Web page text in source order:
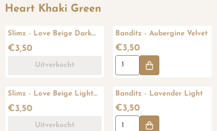
Heart Khaki Green
Slimz - Love Beige Dark
Prijs: 3,50
€3,50
Uitverkocht
Banditz - Aubergine Velvet
Prijs: 3,50
€3,50
Aantal kiezen voor Banditz -
Slimz - Love Beige Light
(Silver)
Prijs: 3,50
€3,50
Uitverkocht
Banditz - Lavender Light
Prijs: 3,50
€3,50
Aantal kiezen voor Banditz -